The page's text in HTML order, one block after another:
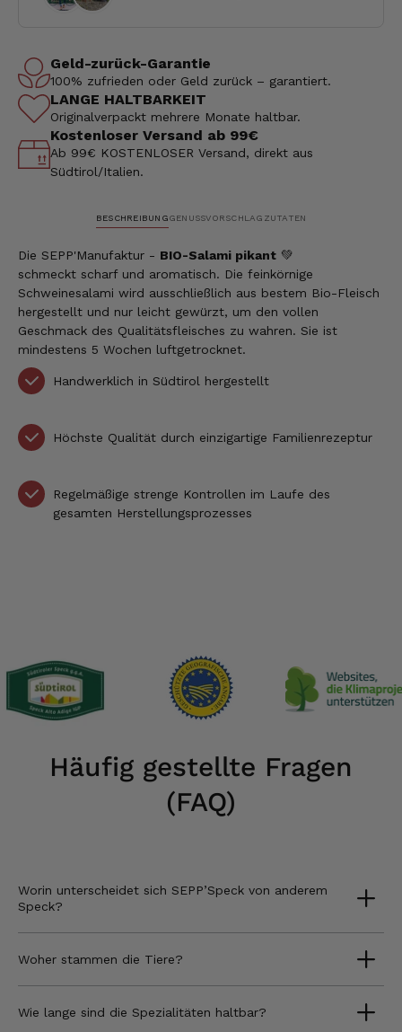
Geld-zurück-Garantie
100% zufrieden oder Geld zurück – garantiert.
LANGE HALTBARKEIT
Originalverpackt mehrere Monate haltbar.
Kostenloser Versand ab 99€
Ab 99€ KOSTENLOSER Versand, direkt aus
Südtirol/Italien.
BESCHREIBUNGGENUSSVORSCHLAG ZUTATEN
Die SEPP'Manufaktur - BIO-Salami pikant 💚
schmeckt scharf und aromatisch. Die feinkörnige
Schweinesalami wird ausschließlich aus bestem Bio-Fleisch
hergestellt und nur leicht gewürzt, um den vollen
Geschmack des Qualitätsfleisches zu wahren. Sie ist
mindestens 5 Wochen luftgetrocknet.
Handwerklich in Südtirol hergestellt
Höchste Qualität durch einzigartige Familienrezeptur
Regelmäßige strenge Kontrollen im Laufe des
gesamten Herstellungsprozesses
Häufig gestellte Fragen
(FAQ)
Worin unterscheidet sich SEPP’Speck von anderem
Speck?
Woher stammen die Tiere?
Wie lange sind die Spezialitäten haltbar?